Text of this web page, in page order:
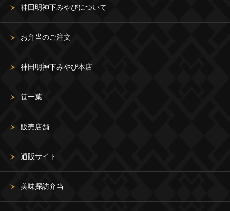
神田明神下みやびについて
お弁当のご注文
神田明神下みやび本店
笹一葉
販売店舗
通販サイト
美味探訪弁当